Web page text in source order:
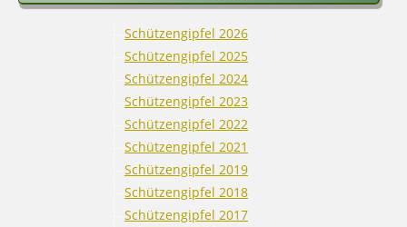
Schützengipfel 2026
Schützengipfel 2025
Schützengipfel 2024
Schützengipfel 2023
Schützengipfel 2022
Schützengipfel 2021
Schützengipfel 2019
Schützengipfel 2018
Schützengipfel 2017